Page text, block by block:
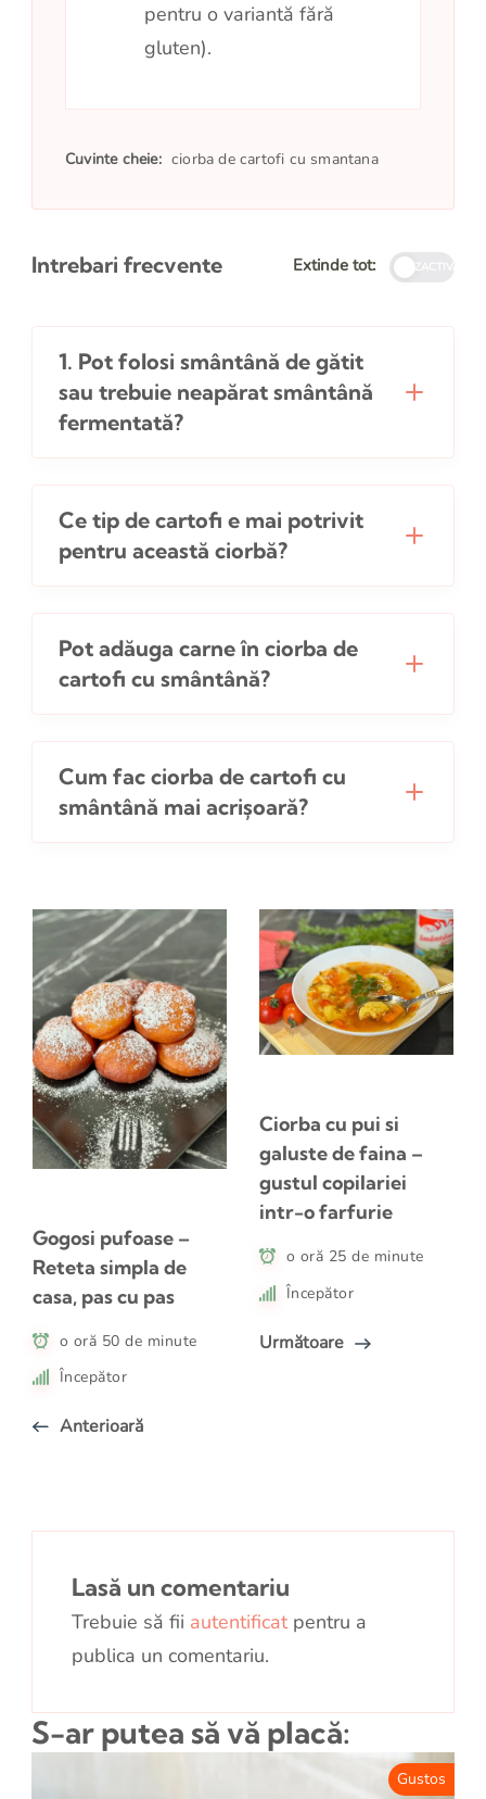
pentru o variantă fără
gluten).
Cuvinte cheie: ciorba de cartofi cu smantana
Intrebari frecvente Extinde tot:
1. Pot folosi smântână de gătit
sau trebuie neapărat smântână
fermentată?
Ce tip de cartofi e mai potrivit
pentru această ciorbă?
Pot adăuga carne în ciorba de
cartofi cu smântână?
Cum fac ciorba de cartofi cu
smântână mai acrișoară?
Gogosi pufoase –
Reteta simpla de
casa, pas cu pas
o oră 50 de minute
Începător
Anterioară
Ciorba cu pui si
galuste de faina –
gustul copilariei
intr-o farfurie
o oră 25 de minute
Începător
Următoare
Lasă un comentariu
Trebuie să fii autentificatpentru a
publica un comentariu.
S-ar putea să vă placă:
Gustos